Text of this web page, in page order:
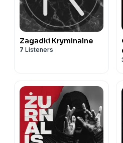
Zagadki Kryminalne
7 Listeners